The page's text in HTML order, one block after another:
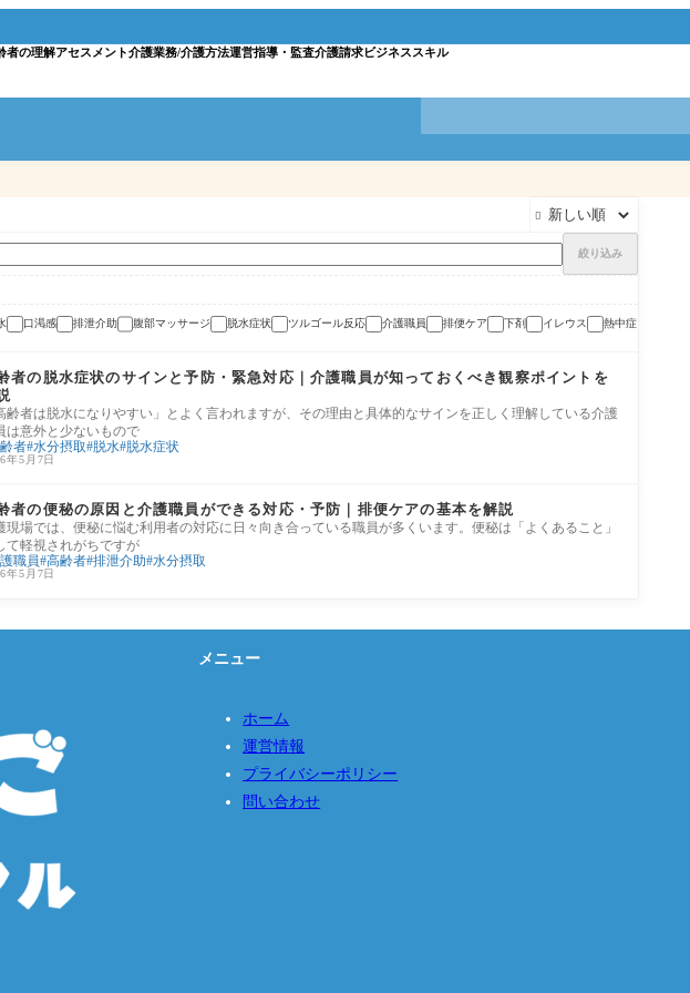
者の理解アセスメント介護業務/介護方法運営指導・監査介護請求 ビジネススキル

絞り込み
口渇感 排泄介助 腹部マッサージ 脱水症状 ツルゴール反応 介護職員 排便ケア 下剤 イレウス
熱中症
者の脱水症状のサインと予防・緊急対応｜介護職員が知っておくべき観察ポイントを
齢者は脱水になりやすい」とよく言われますが、その理由と具体的なサインを正しく理解している介護
は意外と少ないもので
者 水分摂取 脱水 脱水症状
年5月7日
者の便秘の原因と介護職員ができる対応・予防｜排便ケアの基本を解説
現場では、便秘に悩む利用者の対応に日々向き合っている職員が多くいます。便秘は「よくあること」
て軽視されがちですが
職員 高齢者 排泄介助 水分摂取
年5月7日
メニュー
ホーム
運営情報
プライバシーポリシー
問い合わせ